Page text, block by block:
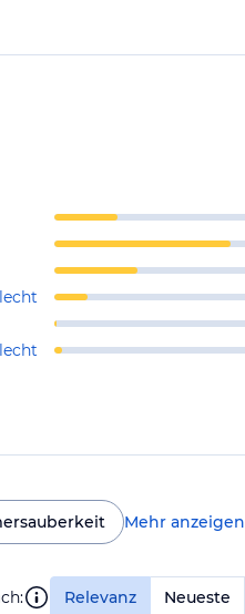
Mehr anzeigen
Relevanz Neueste